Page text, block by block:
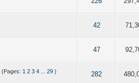
42
47
(Pages: 1 2 3 4 ...29 )
282